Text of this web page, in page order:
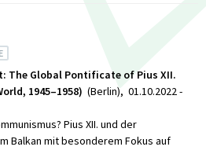
The Global Pontificate of Pius XII.
1945–1958) (Berlin), 01.10.2022 -
Pius XII. und der
Balkan mit besonderem Fokus auf